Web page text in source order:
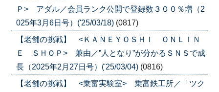
Ｐ> アダル／会員ランク公開で登録数３００％増（2
025年3月6日号）('25/03/18) (0817)
【老舗の挑戦】 <ＫＡＮＥＹＯＳＨＩ ＯＮＬＩＮ
Ｅ ＳＨＯＰ> 兼由／”人となり”が分かるＳＮＳで成
長（2025年2月27日号）('25/03/04) (0816)
【老舗の挑戦】 <乗富実験室> 乗富鉄工所／「ツク